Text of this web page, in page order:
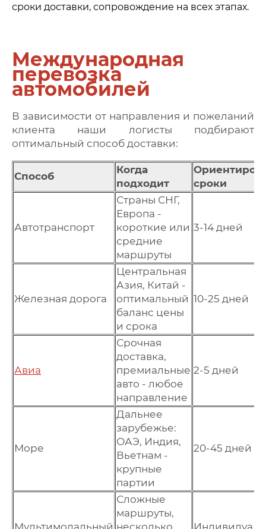
сроки доставки, сопровождение на всех этапах.
Международная
перевозка
автомобилей
В зависимости от направления и пожеланий
клиента наши логисты подбирают
оптимальный способ доставки:
Способ
Когда
подходит
сроки
Автотранспорт
Страны СНГ,
Европа -
короткие или
средние
маршруты
3-14 дней
Железная дорога
Центральная
Азия, Китай -
оптимальный
баланс цены
и срока
10-25 дней
Авиа
Срочная
доставка,
премиальные
авто - любое
направление
2-5 дней
Море
Дальнее
зарубежье:
ОАЭ, Индия,
Вьетнам -
крупные
партии
20-45 дней
Сложные
маршруты,